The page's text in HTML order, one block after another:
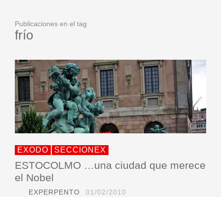
Publicaciones en el tag
frío
EXODO SECCIONEX
ESTOCOLMO …una ciudad que merece
el Nobel
EXPERPENTO 01/02/2010